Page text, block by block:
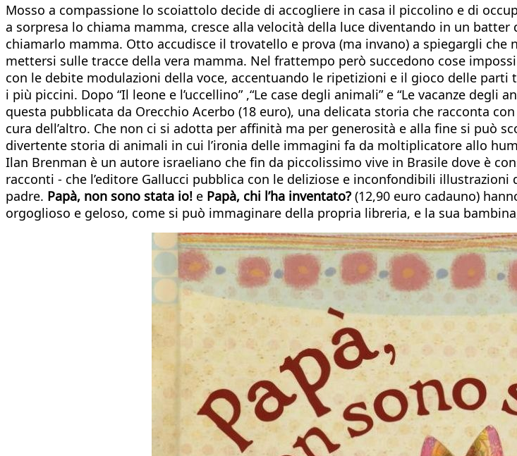
Mosso a compassione lo scoiattolo decide di accogliere in casa il piccolino e di
a sorpresa lo chiama mamma, cresce alla velocità della luce diventando in un
chiamarlo mamma. Otto accudisce il trovatello e prova (ma invano) a spiegargli che
mettersi sulle tracce della vera mamma. Nel frattempo però succedono cose
con le debite modulazioni della voce, accentuando le ripetizioni e il gioco delle
i più piccini. Dopo “Il leone e l’uccellino” ,“Le case degli animali” e “Le vacanze degli
questa pubblicata da Orecchio Acerbo (18 euro), una delicata storia che racconta
cura dell’altro. Che non ci si adotta per affinità ma per generosità e alla fine si può
divertente storia di animali in cui l’ironia delle immagini fa da moltiplicatore allo
Ilan Brenman è un autore israeliano che fin da piccolissimo vive in Brasile dove è
racconti - che l’editore Gallucci pubblica con le deliziose e inconfondibili
padre. Papà, non sono stata io! e Papà, chi l’ha inventato? (12,90 euro cadauno)
orgoglioso e geloso, come si può immaginare della propria libreria, e la sua